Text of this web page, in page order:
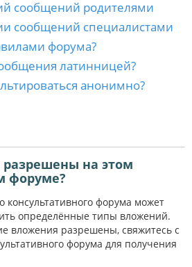
сообщений родителями
сообщений специалистами
форума?
латинницей?
анонимно?
на этом
форуме?
консультативного форума может
определённые типы вложений.
вложения разрешены, свяжитесь с
форума для получения